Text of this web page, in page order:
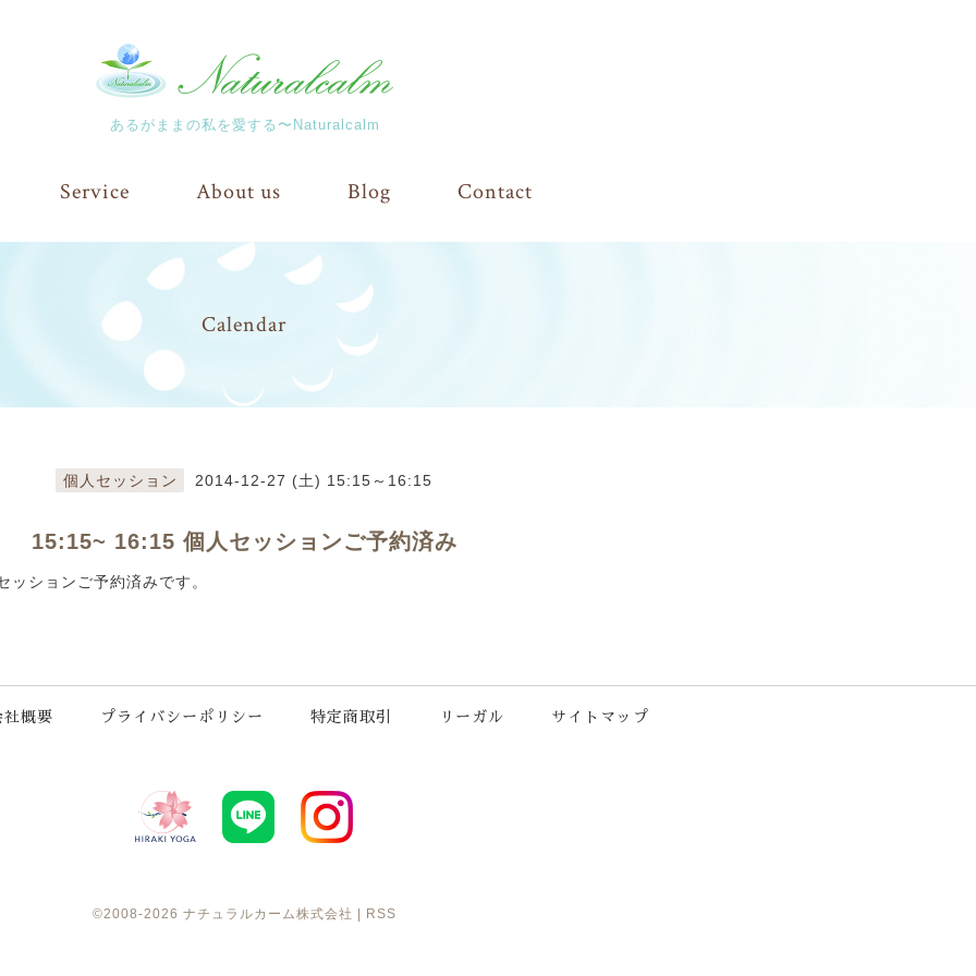
あるがままの私を愛する〜Naturalcalm
Service About us Blog Contact
Calendar
個人セッション 2014-12-27 (土) 15:15～16:15
15:15~ 16:15 個人セッションご予約済み
ションご予約済みです。
社概要 プライバシーポリシー 特定商取引 リーガル サイトマップ
©2008-2026 ナチュラルカーム株式会社 | RSS